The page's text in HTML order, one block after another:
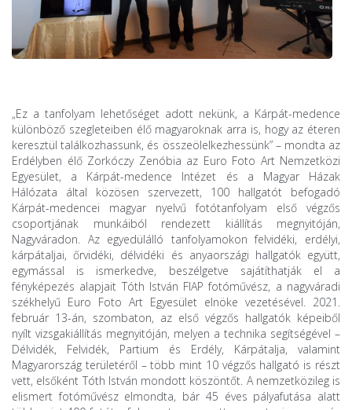
„Ez a tanfolyam lehetőséget adott nekünk, a Kárpát-medence
különböző szegleteiben élő magyaroknak arra is, hogy az éteren
keresztül találkozhassunk, és összeölelkezhessünk” – mondta az
Erdélyben élő Zorkóczy Zenóbia az Euro Foto Art Nemzetközi
Egyesület, a Kárpát-medence Intézet és a Magyar Házak
Hálózata által közösen szervezett, 100 hallgatót befogadó
Kárpát-medencei magyar nyelvű fotótanfolyam első végzős
csoportjának munkáiból rendezett kiállítás megnyitóján,
Nagyváradon. Az egyedülálló tanfolyamokon felvidéki, erdélyi,
kárpátaljai, őrvidéki, délvidéki és anyaországi hallgatók együtt,
egymással is ismerkedve, beszélgetve sajátíthatják el a
fényképezés alapjait Tóth István FIAP fotóművész, a nagyváradi
székhelyű Euro Foto Art Egyesület elnöke vezetésével. 2021.
február 13-án, szombaton, az első végzős hallgatók képeiből
nyílt vizsgakiállítás megnyitóján, melyen a technika segítségével –
Délvidék, Felvidék, Partium és Erdély, Kárpátalja, valamint
Magyarország területéről – több mint 10 végzős hallgató is részt
vett, elsőként Tóth István mondott köszöntőt. A nemzetközileg is
elismert fotóművész elmondta, bár 45 éves pályafutása alatt